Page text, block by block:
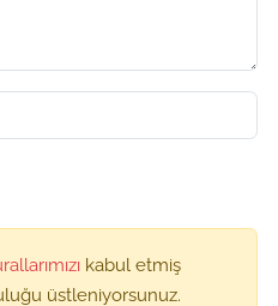
kabul etmiş
üstleniyorsunuz.